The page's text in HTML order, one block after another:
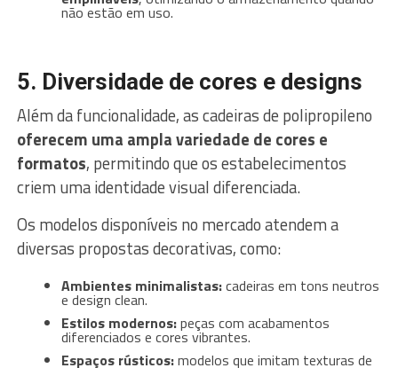
não estão em uso.
5. Diversidade de cores e designs
Além da funcionalidade, as cadeiras de polipropileno
oferecem uma ampla variedade de cores e
formatos, permitindo que os estabelecimentos
criem uma identidade visual diferenciada.
Os modelos disponíveis no mercado atendem a
diversas propostas decorativas, como:
Ambientes minimalistas:cadeiras em tons neutros
e design clean.
Estilos modernos:peças com acabamentos
diferenciados e cores vibrantes.
Espaços rústicos:modelos que imitam texturas de